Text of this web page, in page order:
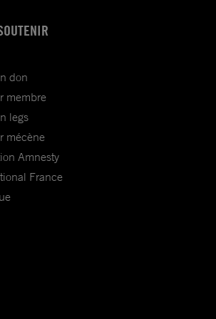
don
membre
legs
mécène
Amnesty
France